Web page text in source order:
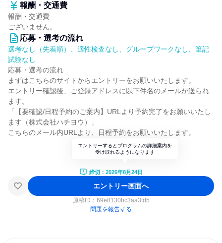
報酬・交通費
報酬・交通費
ございません。
応募・選考の流れ
選考なし（先着順）、適性検査なし、グループワークなし、筆記
試験なし
応募・選考の流れ
まずはこちらのサイトからエントリーをお願いいたします。
エントリー確認後、ご登録アドレスに以下件名のメールが送られ
ます。
「【要確認/日程予約のご案内】URLより予約完了をお願いいたし
ます（株式会社ハチヨウ）」
こちらのメール内URLより、日程予約をお願いいたします。
エントリーするとプログラムの詳細案内を
受け取れるようになります
締切：2026年8月24日
エントリー画面へ
原稿ID： 69e8130bc3aa3fd5
問題を報告する